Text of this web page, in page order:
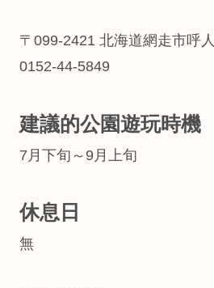
〒099-2421 北海道網走市呼人
0152-44-5849
建議的公園遊玩時機
7月下旬～9月上旬
休息日
無